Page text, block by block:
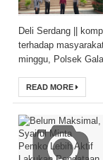
Deli Serdang ||
terhadap
minggu, Polsek
READ MORE